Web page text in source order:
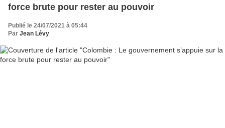
force brute pour rester au pouvoir
Publié le 24/07/2021 à 05:44
Par Jean Lévy